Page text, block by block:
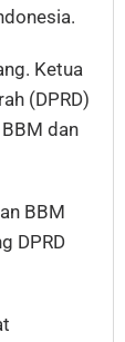
Ketua
(DPRD)
dan
BBM
DPRD